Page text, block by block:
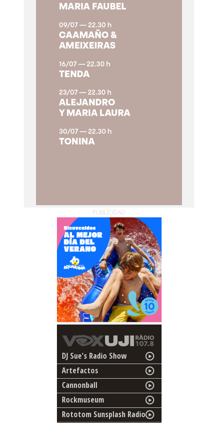
PUBLICIDAD
DJ Sue's Radio Show
Artefactos
Cannonball
Rockmuseum
Rototom Sunsplash Radio